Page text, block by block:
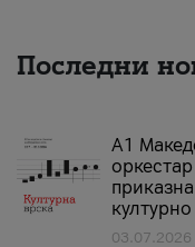
Последни
А1
03.07.2026